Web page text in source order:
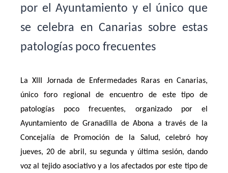
por el Ayuntamiento y el único que
se celebra en Canarias sobre estas
patologías poco frecuentes
La XIII Jornada de Enfermedades Raras en Canarias,
único foro regional de encuentro de este tipo de
patologías poco frecuentes, organizado por el
Ayuntamiento de Granadilla de Abona a través de la
Concejalía de Promoción de la Salud, celebró hoy
jueves, 20 de abril, su segunda y última sesión, dando
voz al tejido asociativo y a los afectados por este tipo de